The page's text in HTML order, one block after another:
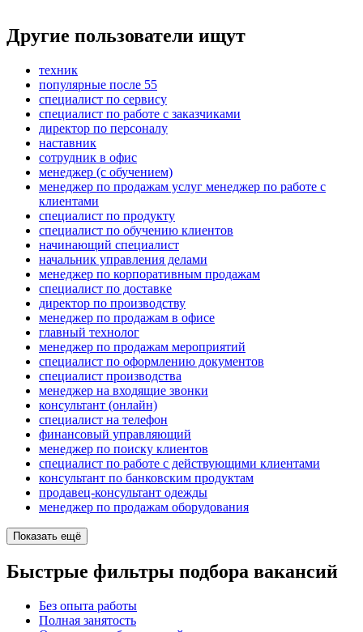
Другие пользователи ищут
техник
популярные после 55
специалист по сервису
специалист по работе с заказчиками
директор по персоналу
наставник
сотрудник в офис
менеджер (с обучением)
менеджер по продажам услуг менеджер по работе с
клиентами
специалист по продукту
специалист по обучению клиентов
начинающий специалист
начальник управления делами
менеджер по корпоративным продажам
специалист по доставке
директор по производству
менеджер по продажам в офисе
главный технолог
менеджер по продажам мероприятий
специалист по оформлению документов
специалист производства
менеджер на входящие звонки
консультант (онлайн)
специалист на телефон
финансовый управляющий
менеджер по поиску клиентов
специалист по работе с действующими клиентами
консультант по банковским продуктам
продавец-консультант одежды
менеджер по продажам оборудования
Показать ещё
Быстрые фильтры подбора вакансий
Без опыта работы
Полная занятость